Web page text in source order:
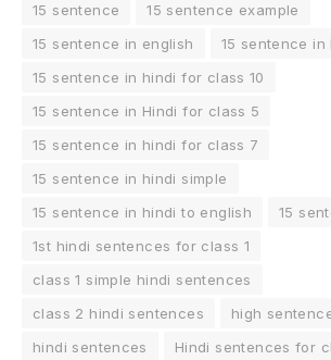
15 sentence
15 sentence example
15 sentence in english
15 sentence in
15 sentence in hindi for class 10
15 sentence in Hindi for class 5
15 sentence in hindi for class 7
15 sentence in hindi simple
15 sentence in hindi to english
15
1st hindi sentences for class 1
class 1 simple hindi sentences
class 2 hindi sentences
high
hindi sentences
Hindi sentences for